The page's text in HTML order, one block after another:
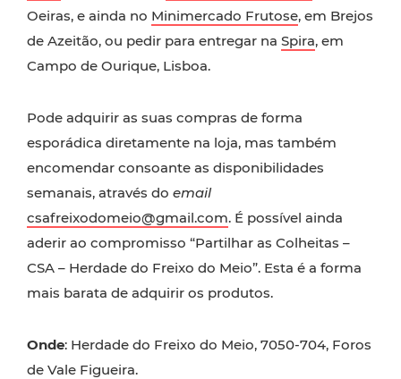
Oeiras, e ainda no Minimercado Frutose, em Brejos
de Azeitão, ou pedir para entregar na Spira, em
Campo de Ourique, Lisboa.
Pode adquirir as suas compras de forma
esporádica diretamente na loja, mas também
encomendar consoante as disponibilidades
semanais, através do email
csafreixodomeio@gmail.com. É possível ainda
aderir ao compromisso “Partilhar as Colheitas –
CSA – Herdade do Freixo do Meio”. Esta é a forma
mais barata de adquirir os produtos.
Onde: Herdade do Freixo do Meio, 7050-704, Foros
de Vale Figueira.